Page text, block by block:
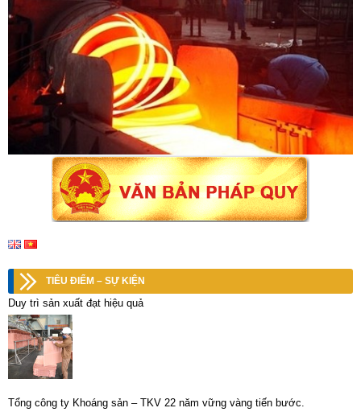
TIÊU ĐIỂM – SỰ KIỆN
Duy trì sản xuất đạt hiệu quả
Tổng công ty Khoáng sản – TKV 22 năm vững vàng tiến bước.